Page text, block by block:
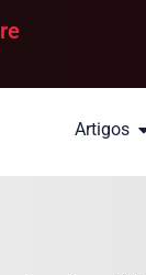
Artigos